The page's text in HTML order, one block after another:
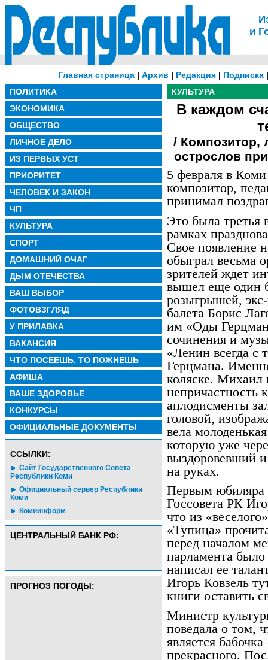
и
Главная страница | Архив | Редакция | Подписка
ПОЛИТИКА
ЭКОНОМИКА
ОБЩЕСТВО
ЛИЧНОЕ ДЕЛО
ИЗ ПЕРВЫХ УСТ
ПРИОРИТЕТ
ЧЕЛОВЕК И ЗАКОН
ЧП
КУЛЬТУРА
СПОРТ
ДОМАШНИЙ ОЧАГ
ДЫМ ОТЕЧЕСТВА
ВАШ ВЫБОР
ФОТОВЗГЛЯД
У ПРИЛАВКА
ВАКАНСИЯ
ЧТО ПОСЕЕШЬ, ТО ПОЖНЕШЬ
АФИША
ВАШЕ ЗДОРОВЬЕ
КОНКУРСЫ
ОФИЦИАЛЬНЫЕ ДОКУМЕНТЫ
CСЫЛКИ:
Сайт Государственного Совета
Республики Коми
Официальный сервер Республики
Коми
Комиинформ
ЦЕНТРАЛЬНЫЙ БАНК РФ:
ПРОГНОЗ ПОГОДЫ:
КУЛЬТУРА
В каждом
/ Композитор,
острослов
5 февраля в
композитор,
принимал
Это была третья
рамках
Свое появление
обыграл весьма
зрителей ждет
вышел еще один
розыгрышей,
балета Борис
им «Оды
сочинения и
«Ленин всегда с
Герцмана.
коляске. Михаил
непричастность
аплодисменты
головой,
вела
которую уже
выздоровевший
на руках.
Первым юбиляра
Госсовета РК
что из
«Тупица»
перед началом
парламента было
написал ее
Игорь Ковзель
книги оставить
Министр
поведала о том,
является
прекрасного.